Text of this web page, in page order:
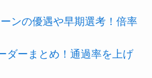
ンの優遇や早期選考！倍率
ダーまとめ！通過率を上げ